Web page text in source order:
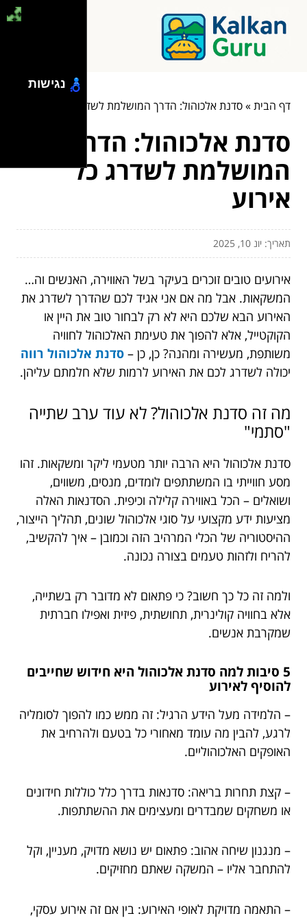
דף הבית»סדנת אלכוהול: הדרך המושלמת לשדרג כל אירוע
סדנת אלכוהול: הדרך
המושלמת לשדרג כל
אירוע
תאריך: יונ 10, 2025
אירועים טובים זוכרים בעיקר בשל האווירה, האנשים וה…
המשקאות. אבל מה אם אני אגיד לכם שהדרך לשדרג את
האירוע הבא שלכם היא לא רק לבחור טוב את היין או
הקוקטייל, אלא להפוך את טעימת האלכוהול לחוויה
משותפת, מעשירה ומהנה? כן, כן – סדנת אלכוהול רווה
יכולה לשדרג לכם את האירוע לרמות שלא חלמתם עליהן.
מה זה סדנת אלכוהול? לא עוד ערב שתייה
"סתמי"
סדנת אלכוהול היא הרבה יותר מטעמי ליקר ומשקאות. זהו
מסע חווייתי בו המשתתפים לומדים, מנסים, משווים,
ושואלים – הכל באווירה קלילה וכיפית. הסדנאות האלה
מציעות ידע מקצועי על סוגי אלכוהול שונים, תהליך הייצור,
ההיסטוריה של הכלי המרהיב הזה וכמובן – איך להקשיב,
להריח ולזהות טעמים בצורה נכונה.
ולמה זה כל כך חשוב? כי פתאום לא מדובר רק בשתייה,
אלא בחוויה קולינרית, תחושתית, פיזית ואפילו חברתית
שמקרבת אנשים.
5 סיבות למה סדנת אלכוהול היא חידוש שחייבים
להוסיף לאירוע
– הלמידה מעל הידע הרגיל: זה ממש כמו להפוך לסומליה
לרגע, להבין מה עומד מאחורי כל בטעם ולהרחיב את
האופקים האלכוהוליים.
– קצת תחרות בריאה: סדנאות בדרך כלל כוללות חידונים
או משחקים שמבדרים ומעצימים את ההשתתפות.
– מנגנון שיחה אהוב: פתאום יש נושא מדויק, מעניין, וקל
להתחבר אליו – המשקה שאתם מחזיקים.
– התאמה מדויקת לאופי האירוע: בין אם זה אירוע עסקי,
נגישות